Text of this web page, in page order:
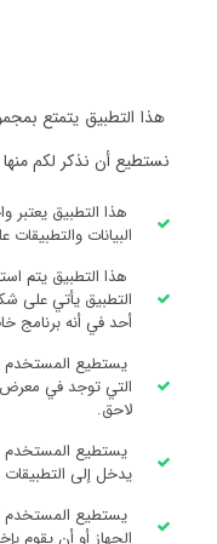
هذا التطبيق يتمتع
نستطيع أن نذكر لكم منها
هذا التطبيق يعتبر
البيانات
هذا التطبيق يتم
التطبيق يأتي على
أحد في أنه برنامج
يستطيع المستخدم
التي توجد في معرض
لاحق.
يستطيع
يدخل إلى التطبيقات
يستطيع المستخدم
الجهاز أو أن يقوم